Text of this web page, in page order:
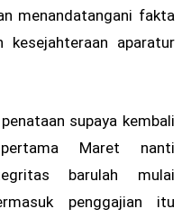
menandatangani fakta
kesejahteraan aparatur
supaya kembali
Maret nanti
barulah mulai
penggajian itu